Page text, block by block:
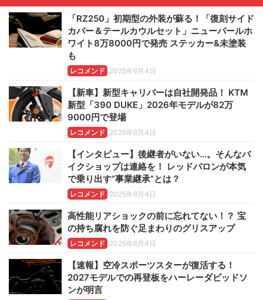
「RZ250」初期型の外装が蘇る！「復刻サイド
カバー＆テールカウルセット」ニューパールホ
ワイト8万8000円で発売 ステッカー&未塗装
も
レコメンド 2025年6月4日
【新車】新型キャリパーは自社開発品！ KTM
新型「390 DUKE」2026年モデルが82万
9000円で登場
レコメンド 2025年6月4日
【インタビュー】後継者がいない…。そんなバ
イクショップは連絡を！ レッドバロンが本気
で乗り出す“事業継承”とは？
レコメンド 2025年6月4日
高性能リアショックの前に忘れてない！？ 宝
の持ち腐れを防ぐ足まわりのグリスアップ
レコメンド 2025年6月4日
【速報】空冷スポーツスターが復活する！
2027モデルでの再登板をハーレーダビッドソ
ンが明言